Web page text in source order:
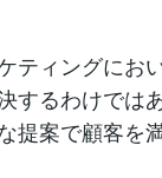
ティングにお
するわけでは
提案で顧客を